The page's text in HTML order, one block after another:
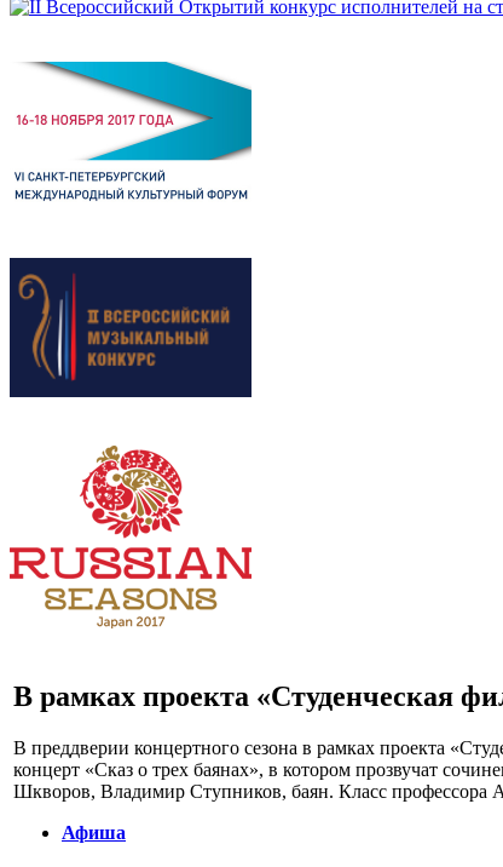
В рамках проекта «Студенческая
В преддверии концертного сезона в рамках проекта
концерт «Сказ о трех баянах», в котором прозвучат
Шкворов, Владимир Ступников, баян. Класс профессора
Афиша